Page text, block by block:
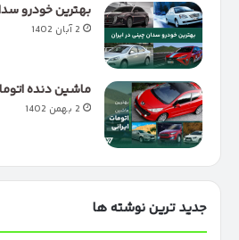
بهترین خودرو
2 آبان 1402
ماشین دنده
2 بهمن 1402
جدید ترین نوشته ها